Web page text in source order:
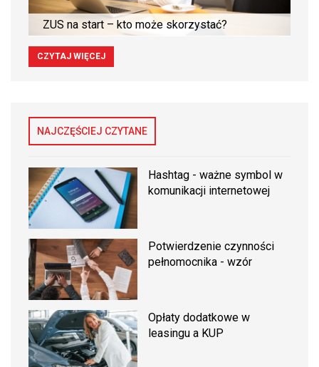
ZUS na start – kto może skorzystać?
CZYTAJ WIĘCEJ
NAJCZĘŚCIEJ CZYTANE
Hashtag - ważne symbol w
komunikacji internetowej
Potwierdzenie czynności
pełnomocnika - wzór
Opłaty dodatkowe w
leasingu a KUP